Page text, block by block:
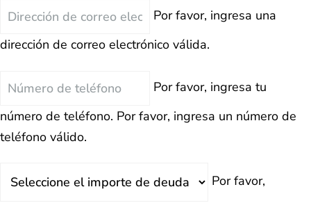
Correo
Por favor, ingresa una
dirección de correo electrónico válida.
Teléfono
Por favor, ingresa tu
número de teléfono. Por favor, ingresa un número de
teléfono válido.
Por favor,